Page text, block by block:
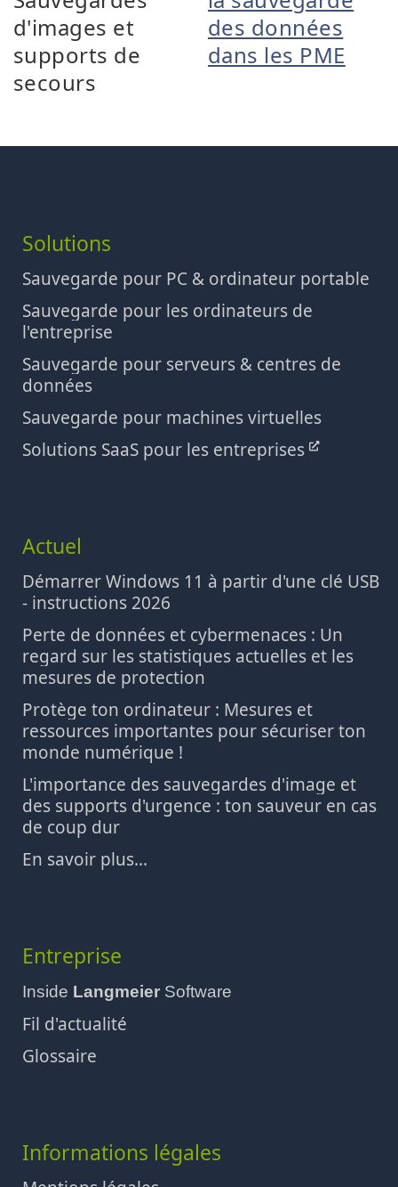
d'images et
supports de
secours
des données
dans les PME
Solutions
Sauvegarde pour PC & ordinateur portable
Sauvegarde pour les ordinateurs de
l'entreprise
Sauvegarde pour serveurs & centres de
données
Sauvegarde pour machines virtuelles
Solutions SaaS pour les entreprises
Actuel
Démarrer Windows 11 à partir d'une clé USB
- instructions 2026
Perte de données et cybermenaces : Un
regard sur les statistiques actuelles et les
mesures de protection
Protège ton ordinateur : Mesures et
ressources importantes pour sécuriser ton
monde numérique !
L'importance des sauvegardes d'image et
des supports d'urgence : ton sauveur en cas
de coup dur
En savoir plus...
Entreprise
Inside Langmeier Software
Fil d'actualité
Glossaire
Informations légales